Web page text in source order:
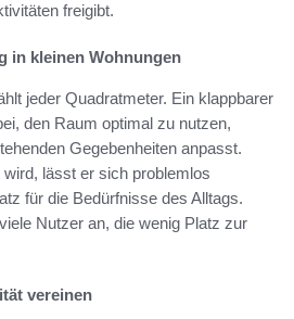
freigibt.
in kleinen Wohnungen
jeder Quadratmeter. Ein klappbarer
den Raum optimal zu nutzen,
Gegebenheiten anpasst.
lässt er sich problemlos
für die Bedürfnisse des Alltags.
Nutzer an, die wenig Platz zur
vereinen